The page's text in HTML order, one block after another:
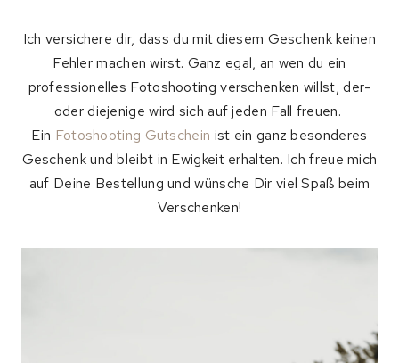
Ich versichere dir, dass du mit diesem Geschenk keinen
Fehler machen wirst. Ganz egal, an wen du ein
professionelles Fotoshooting verschenken willst, der-
oder diejenige wird sich auf jeden Fall freuen.
Ein Fotoshooting Gutschein ist ein ganz besonderes
Geschenk und bleibt in Ewigkeit erhalten. Ich freue mich
auf Deine Bestellung und wünsche Dir viel Spaß beim
Verschenken!